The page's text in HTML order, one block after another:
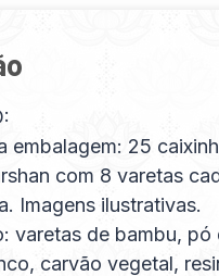
embalagem: 25
com 8 varetas
Imagens ilustrativas.
varetas de bambu, pó
carvão vegetal,